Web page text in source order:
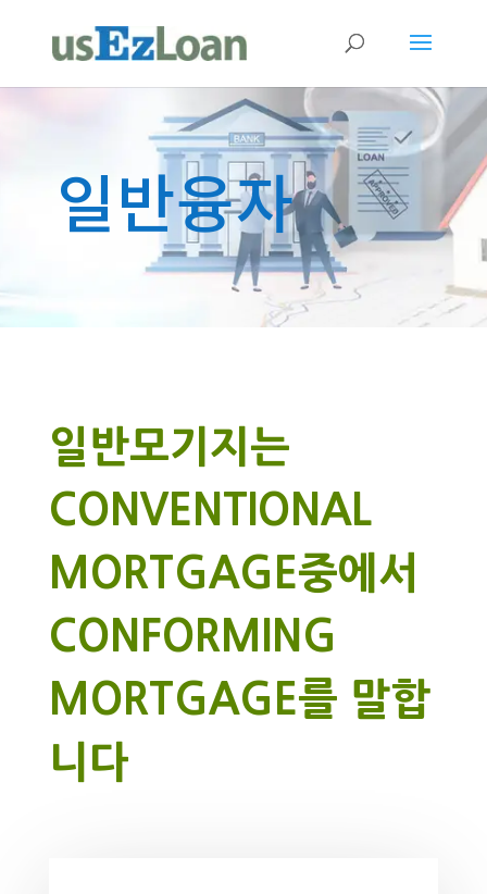
일반융자
일반모기지는
CONVENTIONAL
MORTGAGE중에서
CONFORMING
MORTGAGE를 말합
니다